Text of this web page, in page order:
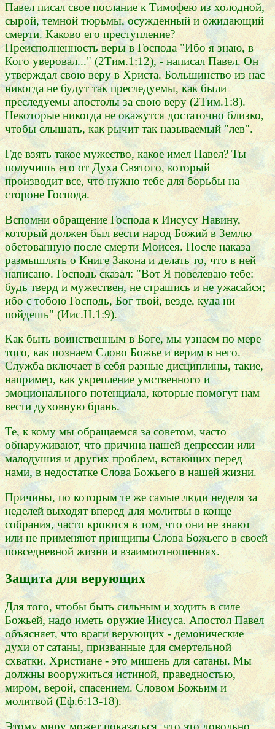
Павел писал свое послание к Тимофею из холодной,
сырой, темной тюрьмы, осужденный и ожидающий
смерти. Каково его преступление?
Преисполненность веры в Господа "Ибо я знаю, в
Кого уверовал..." (2Тим.1:12), - написал Павел. Он
утверждал свою веру в Христа. Большинство из нас
никогда не будут так преследуемы, как были
преследуемы апостолы за свою веру (2Тим.1:8).
Некоторые никогда не окажутся достаточно близко,
чтобы слышать, как рычит так называемый "лев".
Где взять такое мужество, какое имел Павел? Ты
получишь его от Духа Святого, который
производит все, что нужно тебе для борьбы на
стороне Господа.
Вспомни обращение Господа к Иисусу Навину,
который должен был вести народ Божий в Землю
обетованную после смерти Моисея. После наказа
размышлять о Книге Закона и делать то, что в ней
написано. Господь сказал: "Вот Я повелеваю тебе:
будь тверд и мужествен, не страшись и не ужасайся;
ибо с тобою Господь, Бог твой, везде, куда ни
пойдешь" (Иис.Н.1:9).
Как быть воинственным в Боге, мы узнаем по мере
того, как познаем Слово Божье и верим в него.
Служба включает в себя разные дисциплины, такие,
например, как укрепление умственного и
эмоционального потенциала, которые помогут нам
вести духовную брань.
Те, к кому мы обращаемся за советом, часто
обнаруживают, что причина нашей депрессии или
малодушия и других проблем, встающих перед
нами, в недостатке Слова Божьего в нашей жизни.
Причины, по которым те же самые люди неделя за
неделей выходят вперед для молитвы в конце
собрания, часто кроются в том, что они не знают
или не применяют принципы Слова Божьего в своей
повседневной жизни и взаимоотношениях.
Защита для верующих
Для того, чтобы быть сильным и ходить в силе
Божьей, надо иметь оружие Иисуса. Апостол Павел
объясняет, что враги верующих - демонические
духи от сатаны, призванные для смертельной
схватки. Христиане - это мишень для сатаны. Мы
должны вооружиться истиной, праведностью,
миром, верой, спасением. Словом Божьим и
молитвой (Еф.6:13-18).
Этому миру может показаться, что это довольно